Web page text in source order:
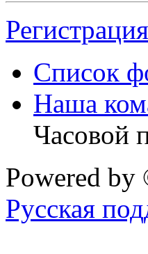
Регистрация
Список
Наша
Часовой
Powered by
Русская